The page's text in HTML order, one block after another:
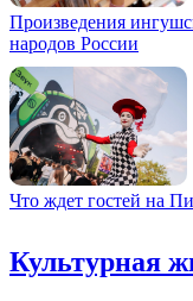
Произведения
народов России
Что ждет гостей на
Культурная